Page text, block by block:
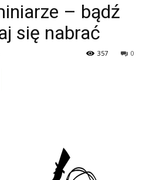
– bądź
się nabrać
0
357